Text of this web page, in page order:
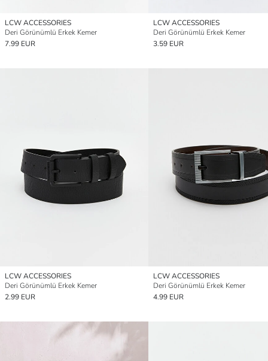
LCW ACCESSORIES
Deri Görünümlü Erkek Kemer
7.99 EUR
LCW ACCESSORIES
Deri Görünümlü Erkek Kemer
3.59 EUR
LCW ACCESSORIES
Deri Görünümlü Erkek Kemer
2.99 EUR
LCW ACCESSORIES
Deri Görünümlü Erkek Kemer
4.99 EUR